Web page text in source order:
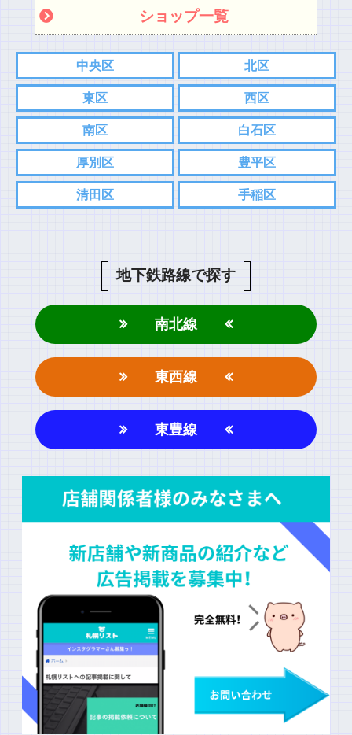
ショップ一覧
中央区 北区
東区 西区
南区 白石区
厚別区 豊平区
清田区 手稲区
地下鉄路線で探す
南北線
東西線
東豊線